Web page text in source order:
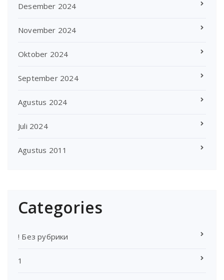
Desember 2024
November 2024
Oktober 2024
September 2024
Agustus 2024
Juli 2024
Agustus 2011
Categories
! Без рубрики
1